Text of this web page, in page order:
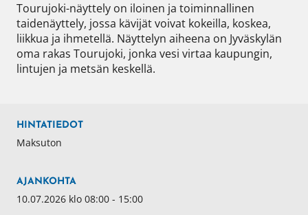
Tourujoki-näyttely on iloinen ja toiminnallinen
taidenäyttely, jossa kävijät voivat kokeilla, koskea,
liikkua ja ihmetellä. Näyttelyn aiheena on Jyväskylän
oma rakas Tourujoki, jonka vesi virtaa kaupungin,
lintujen ja metsän keskellä.
HINTATIEDOT
Maksuton
AJANKOHTA
10.07.2026 klo 08:00 - 15:00